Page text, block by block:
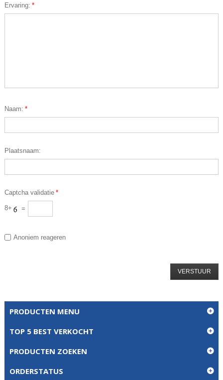
Ervaring: *
Naam: *
Plaatsnaam:
Captcha validatie *
8+ =
Anoniem reageren
VERSTUUR
PRODUCTEN MENU
TOP 5 BEST VERKOCHT
PRODUCTEN ZOEKEN
ORDERSTATUS